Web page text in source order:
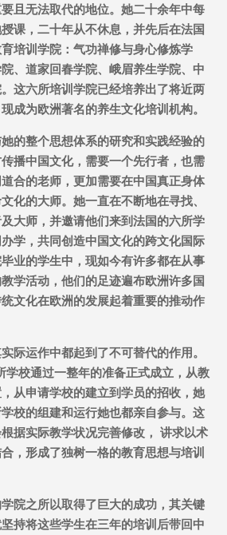
且无法取代的地位。她二十余年中每
课，二十年从不休息，并先后在法国
培训学院：气功禅修与身心修炼学
、道家回春学院、峨眉养生学院、中
这六所培训学院已经培养出了将近两
成为欧洲著名的养生文化培训机构。
的整个思想体系的研究和实践经验的
播中国文化，需要一个先行者，也需
合的老师，更加需要在中国真正身体
化的大师。她一直在不断地在寻找、
大师，并邀请他们来到法国的六所学
学，共同创造中国文化的跨文化国际
业的学生中，现如今有许多都在从事
学活动，他们的足迹遍布欧洲许多国
文化在欧洲的发展起着重要的推动作
际运作中都起到了不可替代的作用。
校通过一整年的准备正式成立，从教
从申请学校的建立到学员的招收，她
校的组建和运行她也都亲自参与。这
据实际教学状况完善修改， 讲求以术
，形成了独树一格的教育思想与培训
院之所以取得了巨大的成功，其关键
持将这些学生在三年的培训后带回中